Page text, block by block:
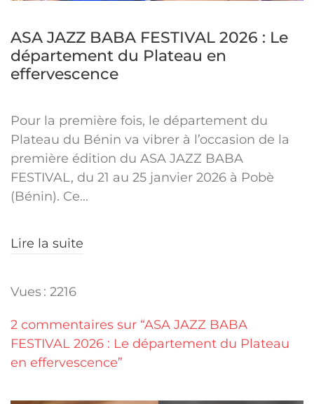
ASA JAZZ BABA FESTIVAL 2026 : Le
département du Plateau en
effervescence
Pour la première fois, le département du
Plateau du Bénin va vibrer à l’occasion de la
première édition du ASA JAZZ BABA
FESTIVAL, du 21 au 25 janvier 2026 à Pobè
(Bénin). Ce...
Lire la suite
Vues : 2216
2 commentaires sur “ASA JAZZ BABA
FESTIVAL 2026 : Le département du Plateau
en effervescence”